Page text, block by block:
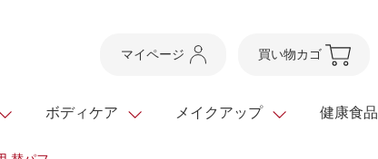
マイページ 買い物カゴ
ボディケア メイクアップ 健康食品